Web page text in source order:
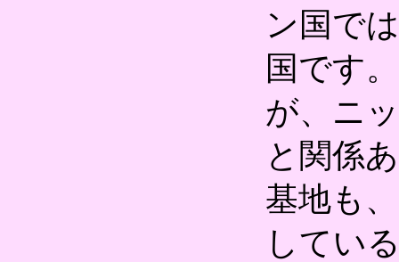
ン国で
国です
が、ニ
と関係
基地も
してい